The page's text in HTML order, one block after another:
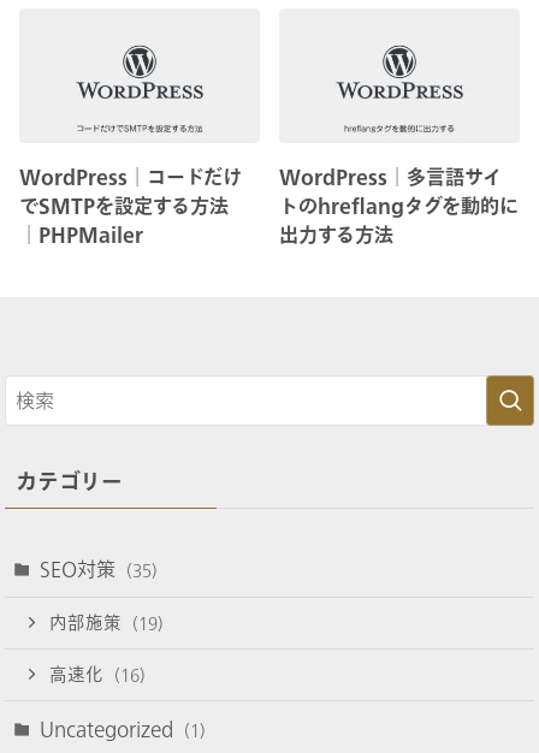
WordPress│コードだけ
でSMTPを設定する方法
│PHPMailer
WordPress│多言語サイ
トのhreflangタグを動的に
出力する方法
カテゴリー
SEO対策 (35)
内部施策 (19)
高速化 (16)
Uncategorized (1)